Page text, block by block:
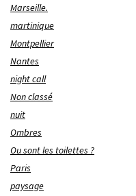
Marseille.
martinique
Montpellier
Nantes
night call
Non classé
nuit
Ombres
Ou sont les toilettes ?
Paris
paysage